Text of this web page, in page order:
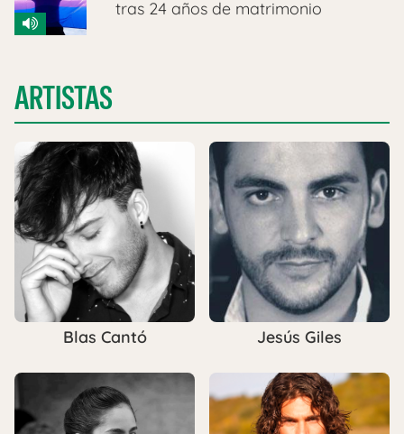
tras 24 años de matrimonio
ARTISTAS
Blas Cantó Jesús Giles